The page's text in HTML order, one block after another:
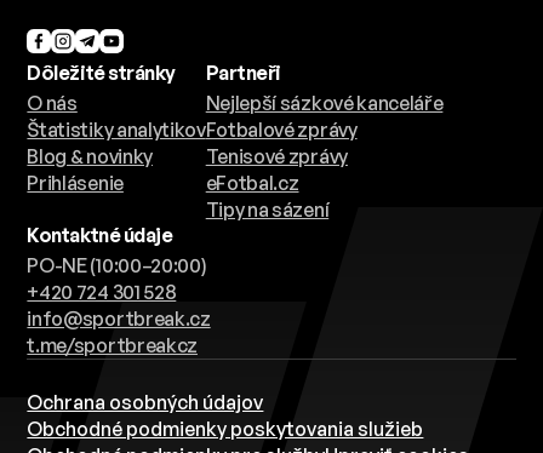
Dôležité stránky
O nás
Štatistiky analytikov
Blog & novinky
Prihlásenie
Partneři
Nejlepší sázkové kanceláře
Fotbalové zprávy
Tenisové zprávy
eFotbal.cz
Tipy na sázení
Kontaktné údaje
PO-NE (10:00–20:00)
+420 724 301 528
info@sportbreak.cz
t.me/sportbreakcz
Ochrana osobných údajov
Obchodné podmienky poskytovania služieb